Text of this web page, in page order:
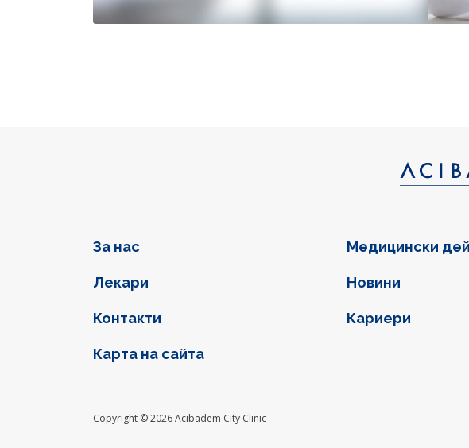
Фуутер навигация
За нас Медицински
Лекари Новини
Контакти Кариери
Карта на сайта
Copyright © 2026 Acibadem City Clinic